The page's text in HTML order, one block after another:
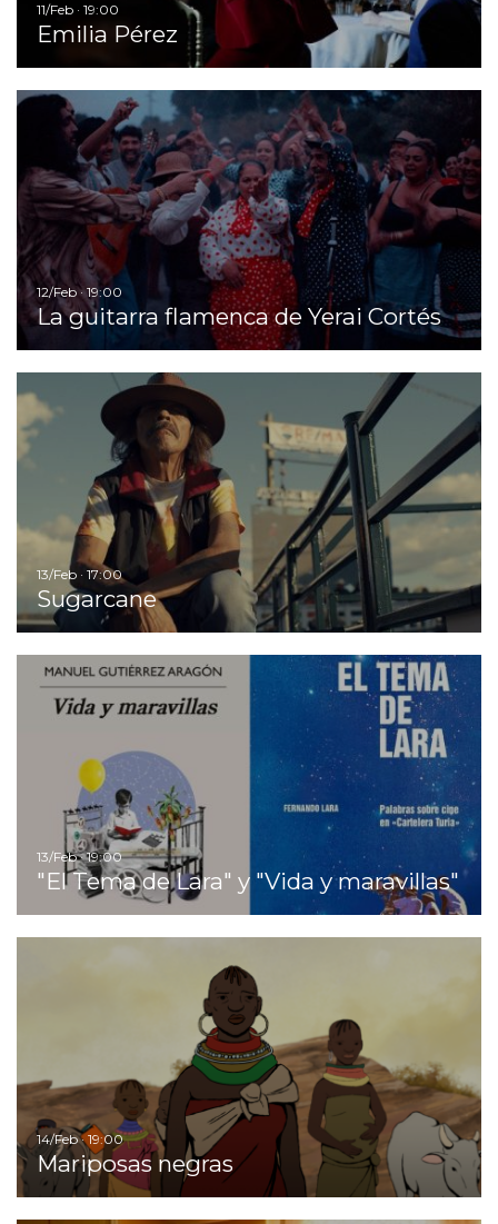
11/Feb · 19:00
Emilia Pérez
12/Feb · 19:00
La guitarra flamenca de Yerai Cortés
13/Feb · 17:00
Sugarcane
13/Feb · 19:00
"El Tema de Lara" y "Vida y maravillas"
14/Feb · 19:00
Mariposas negras